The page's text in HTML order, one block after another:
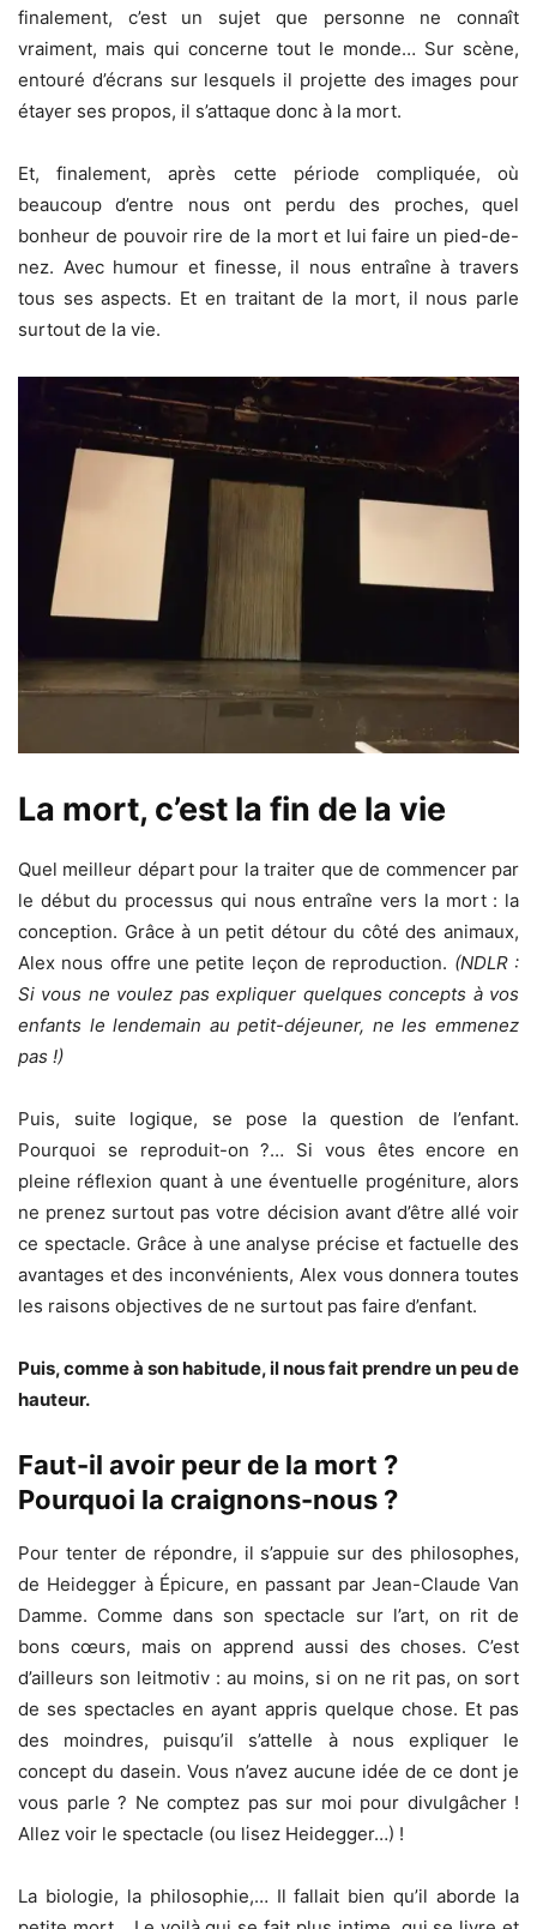
finalement, c’est un sujet que personne ne connaît
vraiment, mais qui concerne tout le monde… Sur scène,
entouré d’écrans sur lesquels il projette des images pour
étayer ses propos, il s’attaque donc à la mort.
Et, finalement, après cette période compliquée, où
beaucoup d’entre nous ont perdu des proches, quel
bonheur de pouvoir rire de la mort et lui faire un pied-de-
nez. Avec humour et finesse, il nous entraîne à travers
tous ses aspects. Et en traitant de la mort, il nous parle
surtout de la vie.
La mort, c’est la fin de la vie
Quel meilleur départ pour la traiter que de commencer par
le début du processus qui nous entraîne vers la mort : la
conception. Grâce à un petit détour du côté des animaux,
Alex nous offre une petite leçon de reproduction. (NDLR :
Si vous ne voulez pas expliquer quelques concepts à vos
enfants le lendemain au petit-déjeuner, ne les emmenez
pas !)
Puis, suite logique, se pose la question de l’enfant.
Pourquoi se reproduit-on ?… Si vous êtes encore en
pleine réflexion quant à une éventuelle progéniture, alors
ne prenez surtout pas votre décision avant d’être allé voir
ce spectacle. Grâce à une analyse précise et factuelle des
avantages et des inconvénients, Alex vous donnera toutes
les raisons objectives de ne surtout pas faire d’enfant.
Puis, comme à son habitude, il nous fait prendre un peu de
hauteur.
Faut-il avoir peur de la mort ?
Pourquoi la craignons-nous ?
Pour tenter de répondre, il s’appuie sur des philosophes,
de Heidegger à Épicure, en passant par Jean-Claude Van
Damme. Comme dans son spectacle sur l’art, on rit de
bons cœurs, mais on apprend aussi des choses. C’est
d’ailleurs son leitmotiv : au moins, si on ne rit pas, on sort
de ses spectacles en ayant appris quelque chose. Et pas
des moindres, puisqu’il s’attelle à nous expliquer le
concept du dasein. Vous n’avez aucune idée de ce dont je
vous parle ? Ne comptez pas sur moi pour divulgâcher !
Allez voir le spectacle (ou lisez Heidegger…) !
La biologie, la philosophie,… Il fallait bien qu’il aborde la